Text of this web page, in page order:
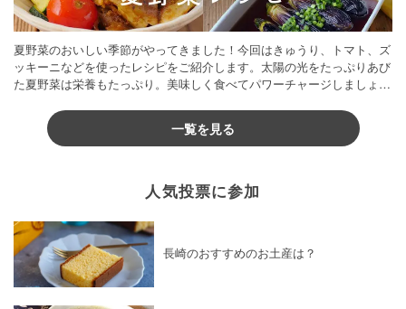
夏野菜のおいしい季節がやってきました！今回はきゅうり、トマト、ズ
ッキーニなどを使ったレシピをご紹介します。太陽の光をたっぷりあび
た夏野菜は栄養もたっぷり。美味しく食べてパワーチャージしましょう
一覧を見る
人気投票に参加
長崎のおすすめのお土産は？